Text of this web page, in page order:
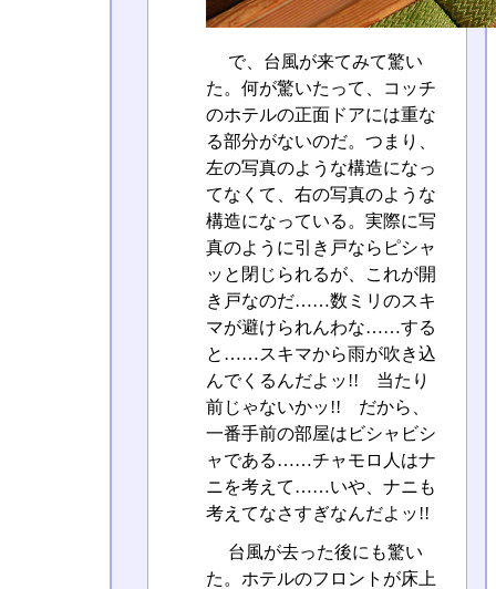
で、台風が来てみて驚い
た。何が驚いたって、コッチ
のホテルの正面ドアには重な
る部分がないのだ。つまり、
左の写真のような構造になっ
てなくて、右の写真のような
構造になっている。実際に写
真のように引き戸ならピシャ
ッと閉じられるが、これが開
き戸なのだ……数ミリのスキ
マが避けられんわな……する
と……スキマから雨が吹き込
んでくるんだよッ!! 当たり
前じゃないかッ!! だから、
一番手前の部屋はビシャビシ
ャである……チャモロ人はナ
ニを考えて……いや、ナニも
考えてなさすぎなんだよッ!!
台風が去った後にも驚い
た。ホテルのフロントが床上